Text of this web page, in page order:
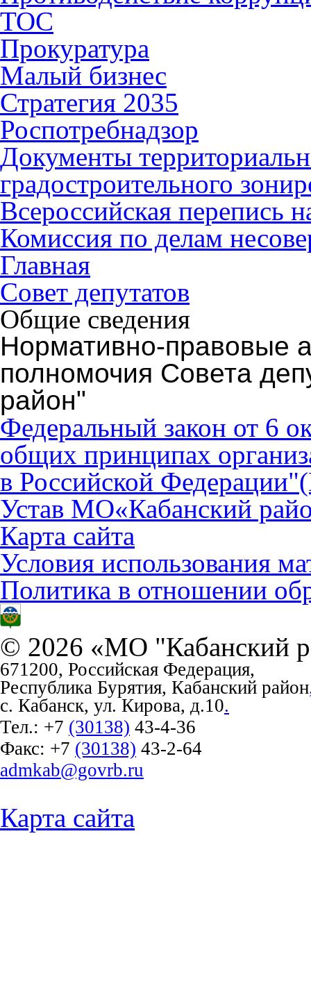
ТОС
Прокуратура
Малый бизнес
Стратегия 2035
Роспотребнадзор
Документы
градостроительного
Всероссийская перепись
Комиссия по делам
Главная
Совет депутатов
Общие сведения
Нормативно-правовые
полномочия Совета
район"
Федеральный закон от 6
общих принципах
в Российской Федерации"
Устав МО«Кабанский
Карта сайта
Условия использования
Политика в отношении
© 2026 «МО "Кабанский
671200, Российская Федерация,
Республика Бурятия, Кабанский район
с. Кабанск, ул. Кирова, д.10.
Тел.: +7 (30138) 43-4-36
Факс: +7 (30138) 43-2-64
admkab@govrb.ru
Карта сайта